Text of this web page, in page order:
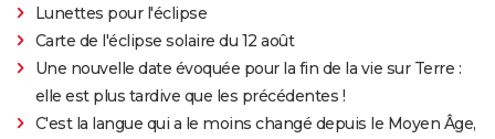
Lunettes pour l'éclipse
Carte de l'éclipse solaire du 12 août
Une nouvelle date évoquée pour la fin de la vie sur Terre :
elle est plus tardive que les précédentes !
C'est la langue qui a le moins changé depuis le Moyen Âge,